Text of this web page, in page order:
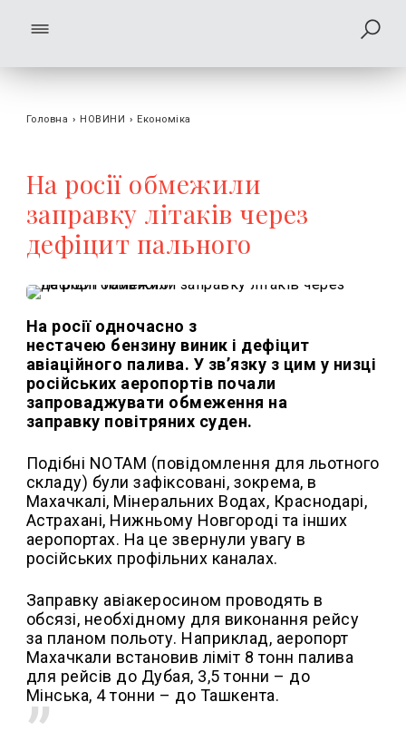
Головна › НОВИНИ › Економіка
На росії обмежили
заправку літаків через
дефіцит пального
На росії одночасно з
нестачею бензину виник і дефіцит
авіаційного палива. У зв’язку з цим у низці
російських аеропортів почали
запроваджувати обмеження на
заправку повітряних суден.
Подібні NOTAM (повідомлення для льотного
складу) були зафіксовані, зокрема, в
Махачкалі, Мінеральних Водах, Краснодарі,
Астрахані, Нижньому Новгороді та інших
аеропортах. На це звернули увагу в
російських профільних каналах.
Заправку авіакеросином проводять в
обсязі, необхідному для виконання рейсу
за планом польоту. Наприклад, аеропорт
Махачкали встановив ліміт 8 тонн палива
для рейсів до Дубая, 3,5 тонни – до
Мінська, 4 тонни – до Ташкента.